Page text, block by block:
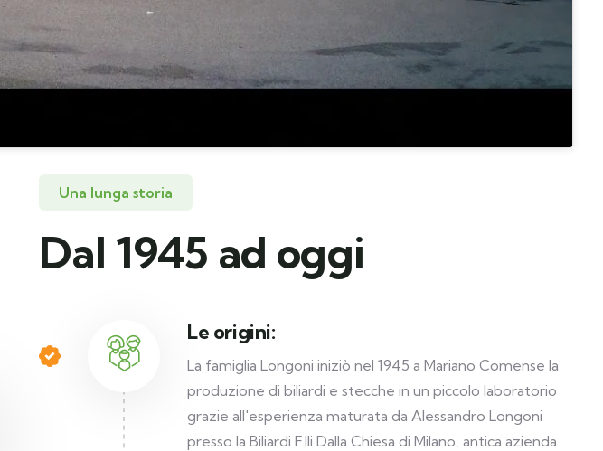
Una lunga storia
Dal 1945 ad oggi
Le origini:
La famiglia Longoni iniziò nel 1945 a Mariano Comense la
produzione di biliardi e stecche in un piccolo laboratorio
grazie all'esperienza maturata da Alessandro Longoni
presso la Biliardi F.lli Dalla Chiesa di Milano, antica azienda